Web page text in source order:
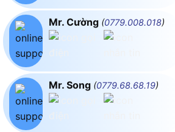
Mr. Cường (0779.008.018)
Mr. Song (0779.68.68.19)